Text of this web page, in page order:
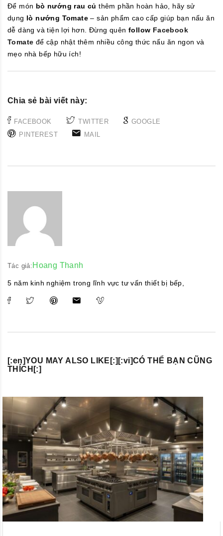
Để món bò nướng rau củ thêm phần hoàn hảo, hãy sử
dụng lò nướng Tomate – sản phẩm cao cấp giúp bạn nấu ăn
dễ dàng và tiện lợi hơn. Đừng quên follow Facebook
Tomate để cập nhật thêm nhiều công thức nấu ăn ngon và
mẹo nhà bếp hữu ích!
Chia sẻ bài viết này:
FACEBOOK TWITTER
GOOGLE
PINTEREST
MAIL
Tác giả: Hoang Thanh
5 năm kinh nghiệm trong lĩnh vực tư vấn thiết bị bếp,
[:en]YOU MAY ALSO LIKE[:][:vi]CÓ THỂ BẠN CŨNG
THÍCH[:]